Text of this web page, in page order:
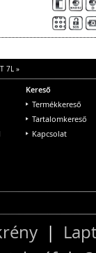
7L»
Kereső
Termékkereső
Tartalomkereső
Kapcsolat
|